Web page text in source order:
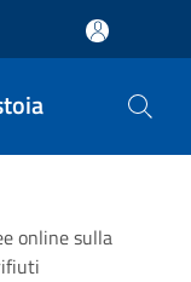
online sulla